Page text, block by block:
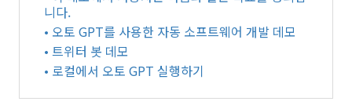
니다.
• 오토 GPT를 사용한 자동 소프트웨어 개발 데모
• 트위터 봇 데모
• 로컬에서 오토 GPT 실행하기